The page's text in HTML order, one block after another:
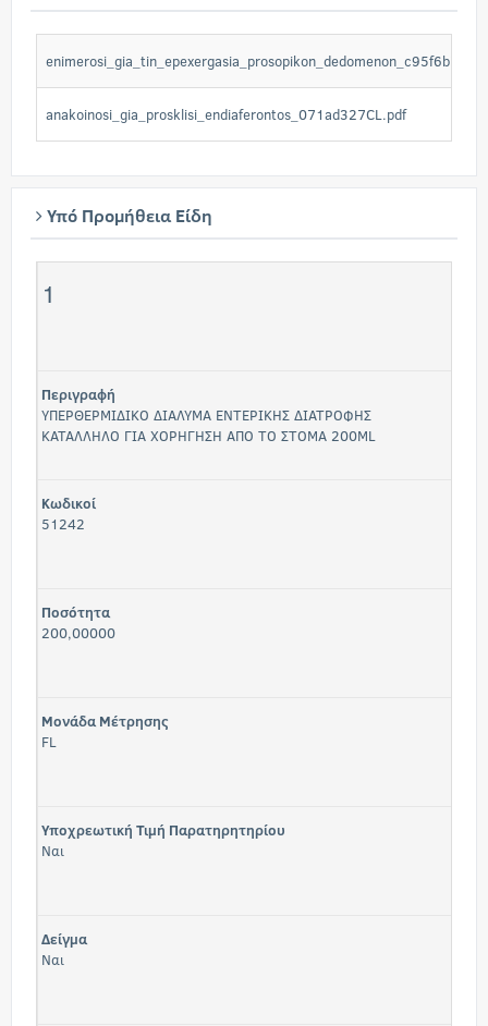
anakoinosi_gia_prosklisi_endiaferontos_071ad327CL.pdf
Υπό Προμήθεια Είδη
1
Περιγραφή
ΥΠΕΡΘΕΡΜΙΔΙΚΟ ΔΙΑΛΥΜΑ ΕΝΤΕΡΙΚΗΣ ΔΙΑΤΡΟΦΗΣ
ΚΑΤΑΛΛΗΛΟ ΓΙΑ ΧΟΡΗΓΗΣΗ ΑΠΟ ΤΟ ΣΤΟΜΑ 200ML
Κωδικοί
51242
Ποσότητα
200,00000
Μονάδα Μέτρησης
FL
Υποχρεωτική Τιμή Παρατηρητηρίου
Ναι
Δείγμα
Ναι